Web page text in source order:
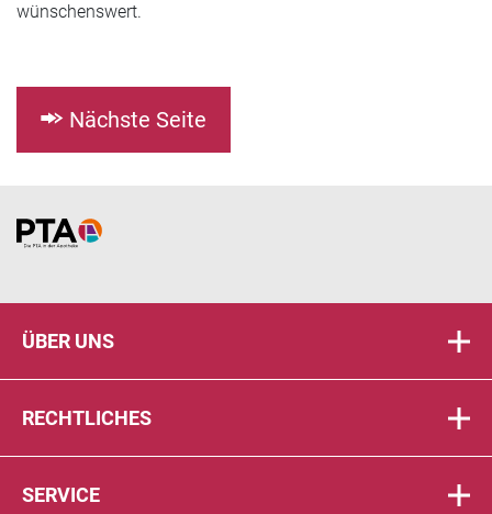
wünschenswert.
Nächste Seite
Home
ÜBER UNS
RECHTLICHES
SERVICE